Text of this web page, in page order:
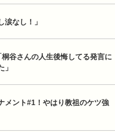
涙なし！」
谷さんの人生後悔してる発言に
」
メント#1！やはり教祖のケツ強